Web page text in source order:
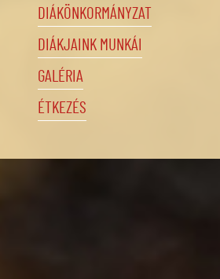
DIÁKÖNKORMÁNYZAT
DIÁKJAINK MUNKÁI
GALÉRIA
ÉTKEZÉS